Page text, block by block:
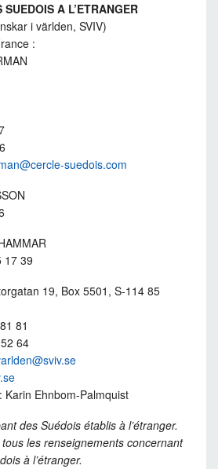
A L’ETRANGER
i världen, SVIV)
:
suedois.com
17 39
19, Box 5501, S-114 85
81
64
Karin Ehnbom-Palmquist
des Suédois établis à l’étranger.
tous les renseignements concernant
à l’étranger.